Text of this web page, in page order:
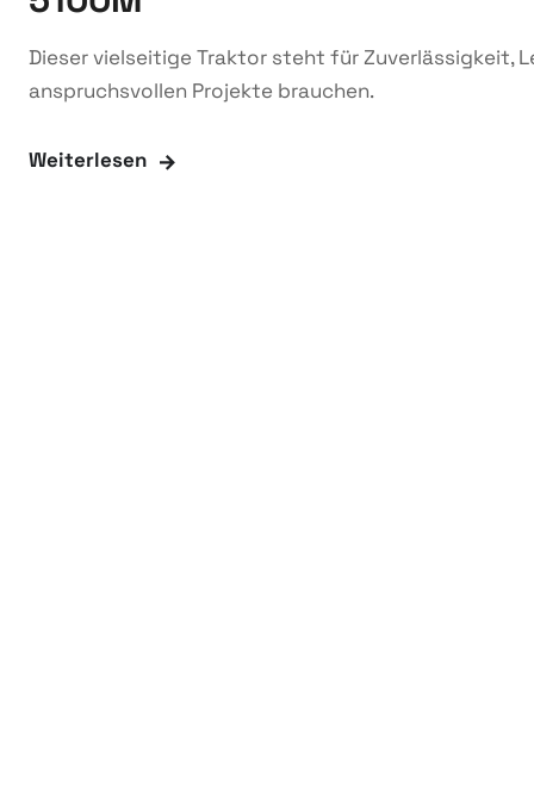
Dieser vielseitige Traktor steht für Zuverlässigkeit,
anspruchsvollen Projekte brauchen.
Weiterlesen